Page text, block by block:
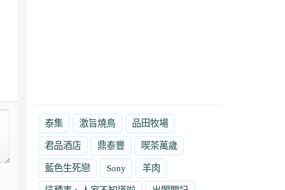
泰集 激旨燒鳥 品田牧場
君品酒店 鼎泰豐 喫茶萬歲
藍色生死戀 Sony 羊肉